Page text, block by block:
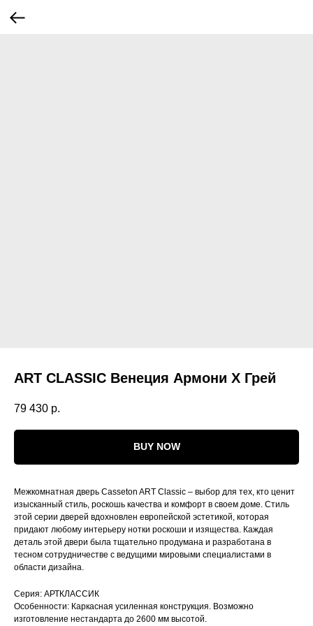
ART CLASSIC Венеция Армони Х Грей
79 430 р.
BUY NOW
Межкомнатная дверь Casseton ART Classic – выбор для тех, кто ценит
изысканный стиль, роскошь качества и комфорт в своем доме. Стиль
этой серии дверей вдохновлен европейской эстетикой, которая
придают любому интерьеру нотки роскоши и изящества. Каждая
деталь этой двери была тщательно продумана и разработана в
тесном сотрудничестве с ведущими мировыми специалистами в
области дизайна.
Серия: АРТКЛАССИК
Особенности: Каркасная усиленная конструкция. Возможно
изготовление нестандарта до 2600 мм высотой.